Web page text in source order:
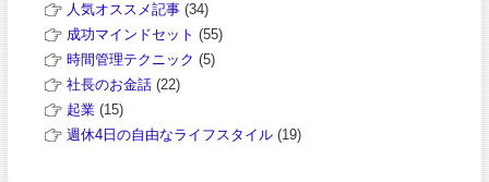
人気オススメ記事 (34)
成功マインドセット (55)
時間管理テクニック (5)
社長のお金話 (22)
起業 (15)
週休4日の自由なライフスタイル (19)